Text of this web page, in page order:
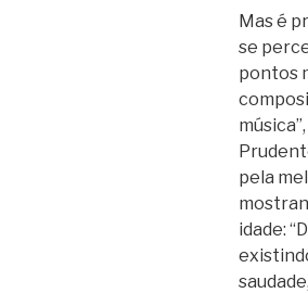
Mas é
se
pontos
pela
idade: